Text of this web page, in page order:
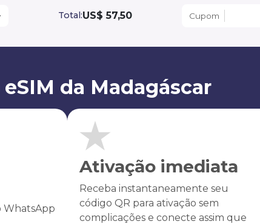
Total:US$ 57,50 Cupom
da Madagáscar
WhatsApp
Ativação imediata
Receba instantaneamente seu
código QR para ativação sem
complicações e conecte assim que